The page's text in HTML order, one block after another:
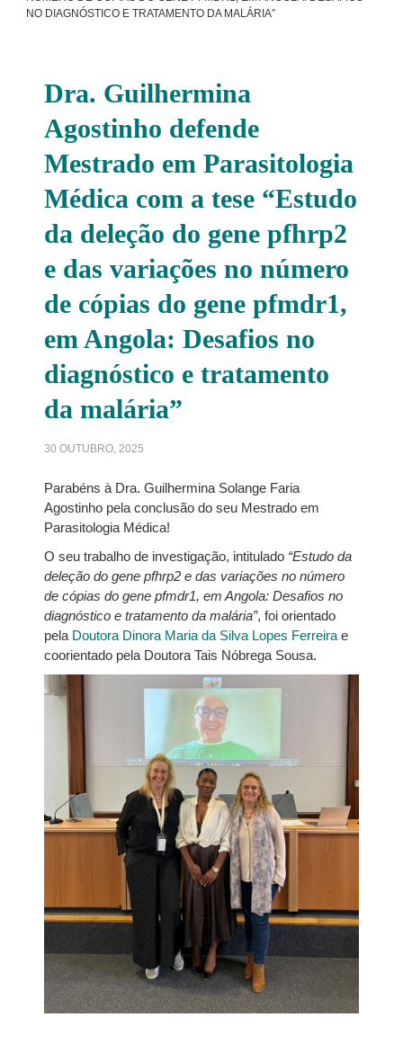
NO DIAGNÓSTICO E TRATAMENTO DA MALÁRIA”
Dra. Guilhermina
Agostinho defende
Mestrado em Parasitologia
Médica com a tese “Estudo
da deleção do gene pfhrp2
e das variações no número
de cópias do gene pfmdr1,
em Angola: Desafios no
diagnóstico e tratamento
da malária”
30 OUTUBRO, 2025
Parabéns à Dra. Guilhermina Solange Faria
Agostinho pela conclusão do seu Mestrado em
Parasitologia Médica!
O seu trabalho de investigação, intitulado“Estudo da
deleção do gene pfhrp2 e das variações no número
de cópias do gene pfmdr1, em Angola: Desafios no
diagnóstico e tratamento da malária”, foi orientado
pela Doutora Dinora Maria da Silva Lopes Ferreirae
coorientado pela Doutora Tais Nóbrega Sousa.